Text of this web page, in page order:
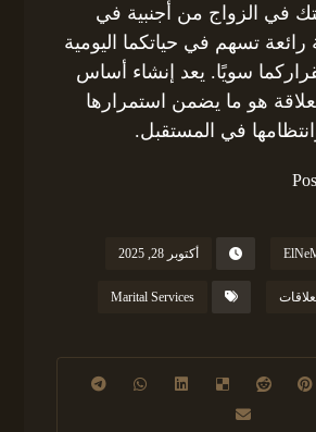
في الزواج من أجنبية في
رائعة تسهم في حياتكما اليومية
سويًا. يعد إنشاء أساس
هو ما يضمن استمرارها
في المستقبل.
أكتوبر 28, 2025
Marital Services